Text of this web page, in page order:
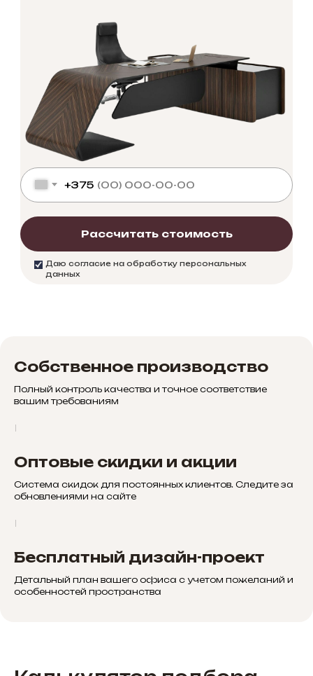
Даю согласие на обработку персональных
данных
+375
Рассчитать стоимость
Собственное производство
Полный контроль качества и точное соответствие
вашим требованиям
Оптовые скидки и акции
Система скидок для постоянных клиентов. Следите за
обновлениями на сайте
Бесплатный дизайн-проект
Детальный план вашего офиса с учетом пожеланий и
особенностей пространства